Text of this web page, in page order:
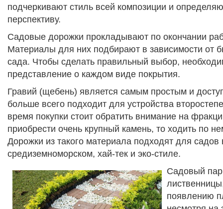
подчеркивают стиль всей композиции и
перспективу.
Садовые дорожки прокладывают по окончании
Материалы для них подбирают в зависимости от
сада. Чтобы сделать правильный выбор,
представление о каждом виде покрытия.
Гравий (щебень) является самым простым и
больше всего подходит для устройства
время покупки стоит обратить внимание на
приобрести очень крупный камень, то ходить по
Дорожки из такого материала подходят для садов
средиземноморском, хай-тек и эко-стиле.
Садовый
появлению